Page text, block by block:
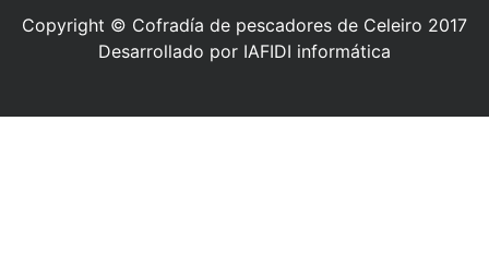
Copyright © Cofradía de pescadores de Celeiro 2017
Desarrollado por IAFIDI informática